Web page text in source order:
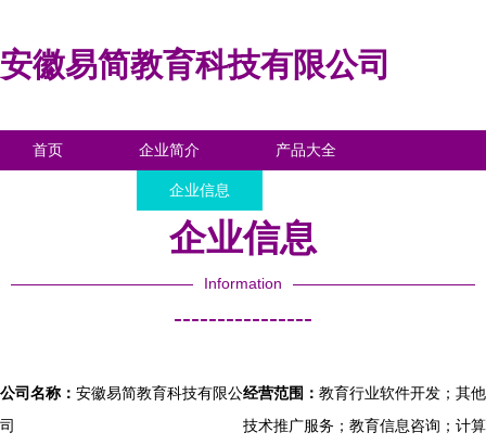
安徽易简教育科技有限公司
首页 企业简介 产品大全
企业信息
企业信息
Information
----------------
公司名称： 安徽易简教育科技有限公
司
经营范围： 教育行业软件开发；其他
技术推广服务；教育信息咨询；计算